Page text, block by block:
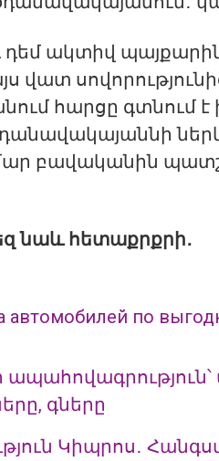
դեմ ակտիվ
վատ
հարցը գտնում
բավականին
նաև հետաքրքրի․
գները
Կիպրոս․